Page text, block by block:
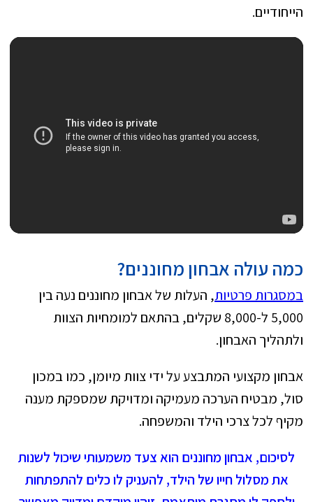
הייחודיים.
כמה עולה אבחון מחוננים?
במסגרות פרטיות, העלות של אבחון מחוננים נעה בין
5,000 ל-8,000 שקלים, בהתאם למומחיות הצוות
ולתהליך האבחון.
אבחון מקצועי המתבצע על ידי צוות מיומן, כמו במכון
סול, מבטיח הערכה מעמיקה ומדויקת שמספקת מענה
מקיף לכל צרכי הילד והמשפחה.
לסיכום, אבחון מחוננים הוא צעד משמעותי שיכול לשנות
את מסלול חייו של הילד, להעניק לו כלים להתפתחות